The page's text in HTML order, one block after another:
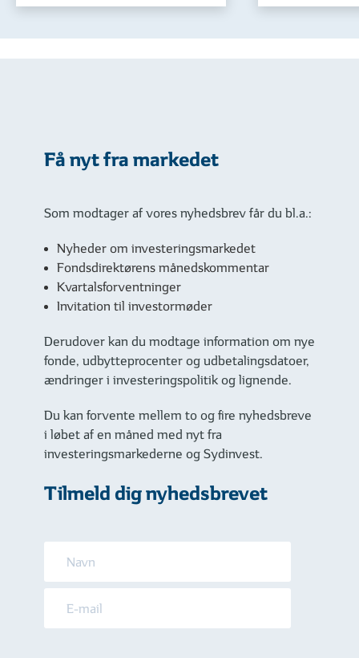
Få nyt fra markedet
Som modtager af vores nyhedsbrev får du bl.a.:
Nyheder om investeringsmarkedet
Fondsdirektørens månedskommentar
Kvartalsforventninger
Invitation til investormøder
Derudover kan du modtage information om nye
fonde, udbytteprocenter og udbetalingsdatoer,
ændringer i investeringspolitik og lignende.
Du kan forvente mellem to og fire nyhedsbreve
i løbet af en måned med nyt fra
investeringsmarkederne og Sydinvest.
Tilmeld dig nyhedsbrevet